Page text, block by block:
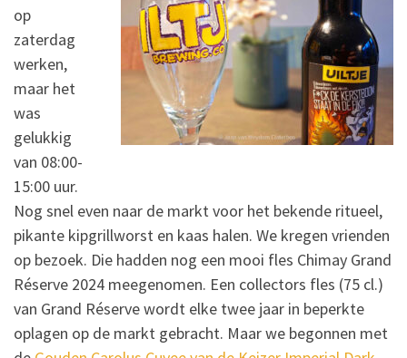
op
zaterdag
werken,
maar het
was
gelukkig
van 08:00-
15:00 uur.
Nog snel even naar de markt voor het bekende ritueel,
pikante kipgrillworst en kaas halen. We kregen vrienden
op bezoek. Die hadden nog een mooi fles Chimay Grand
Réserve 2024 meegenomen. Een collectors fles (75 cl.)
van Grand Réserve wordt elke twee jaar in beperkte
oplagen op de markt gebracht. Maar we begonnen met